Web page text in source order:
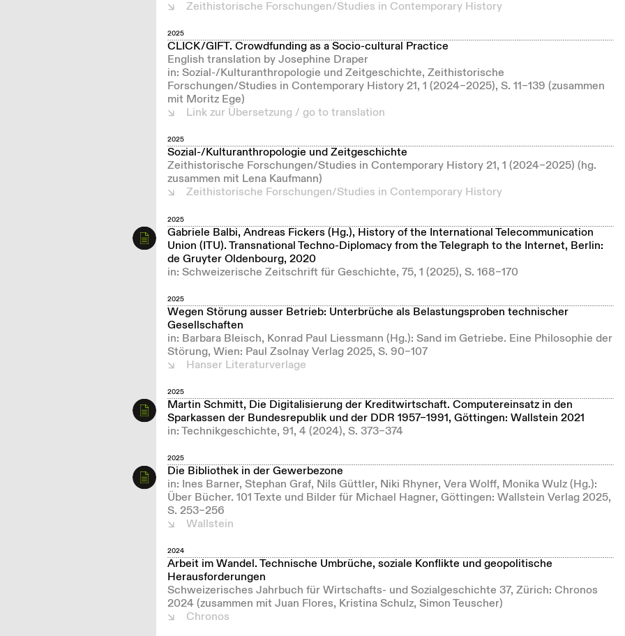
Zeithistorische Forschungen/Studies in Contemporary History
2025
CLICK/GIFT. Crowdfunding as a Socio-cultural Practice
English translation by Josephine Draper
in: Sozial-/Kulturanthropologie und Zeitgeschichte, Zeithistorische
Forschungen/Studies in Contemporary History 21, 1 (2024–2025), S. 11–139 (zusammen
mit Moritz Ege)
Link zur Übersetzung / go to translation
2025
Sozial-/Kulturanthropologie und Zeitgeschichte
Zeithistorische Forschungen/Studies in Contemporary History 21, 1 (2024–2025) (hg.
zusammen mit Lena Kaufmann)
Zeithistorische Forschungen/Studies in Contemporary History
2025
Gabriele Balbi, Andreas Fickers (Hg.), History of the International Telecommunication
Union (ITU). Transnational Techno-Diplomacy from the Telegraph to the Internet, Berlin:
de Gruyter Oldenbourg, 2020
in: Schweizerische Zeitschrift für Geschichte, 75, 1 (2025), S. 168–170
2025
Wegen Störung ausser Betrieb: Unterbrüche als Belastungsproben technischer
Gesellschaften
in: Barbara Bleisch, Konrad Paul Liessmann (Hg.): Sand im Getriebe. Eine Philosophie der
Störung, Wien: Paul Zsolnay Verlag 2025, S. 90–107
Hanser Literaturverlage
2025
Martin Schmitt, Die Digitalisierung der Kreditwirtschaft. Computereinsatz in den
Sparkassen der Bundesrepublik und der DDR 1957–1991, Göttingen: Wallstein 2021
in: Technikgeschichte, 91, 4 (2024), S. 373–374
2025
Die Bibliothek in der Gewerbezone
in: Ines Barner, Stephan Graf, Nils Güttler, Niki Rhyner, Vera Wolff, Monika Wulz (Hg.):
Über Bücher. 101 Texte und Bilder für Michael Hagner, Göttingen: Wallstein Verlag 2025,
S. 253–256
Wallstein
2024
Arbeit im Wandel. Technische Umbrüche, soziale Konflikte und geopolitische
Herausforderungen
Schweizerisches Jahrbuch für Wirtschafts- und Sozialgeschichte 37, Zürich: Chronos
2024 (zusammen mit Juan Flores, Kristina Schulz, Simon Teuscher)
Chronos